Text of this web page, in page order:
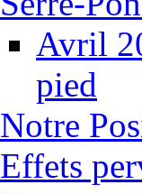
Avril
pied
Notre
Effets